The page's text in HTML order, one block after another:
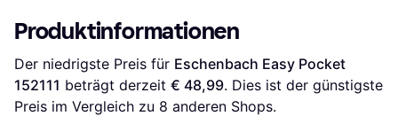
Produktinformationen
Der niedrigste Preis für Eschenbach Easy Pocket
152111 beträgt derzeit € 48,99. Dies ist der günstigste
Preis im Vergleich zu 8 anderen Shops.